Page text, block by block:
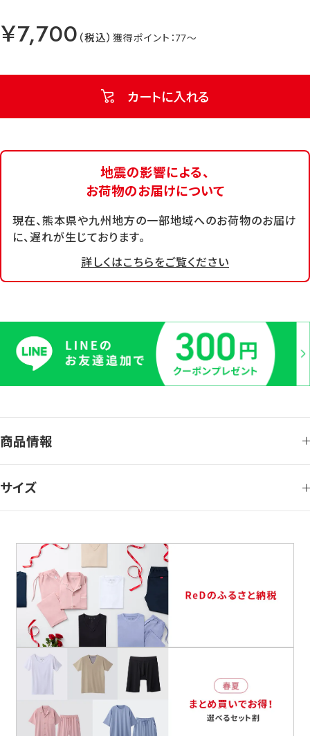
￥7,700 77
カートに入れる
地震の影響による、
お荷物のお届けについて
現在、熊本県や九州地方の一部地域へのお荷物のお届け
に、遅れが生じております。
詳しくはこちらをご覧ください
商品情報
サイズ